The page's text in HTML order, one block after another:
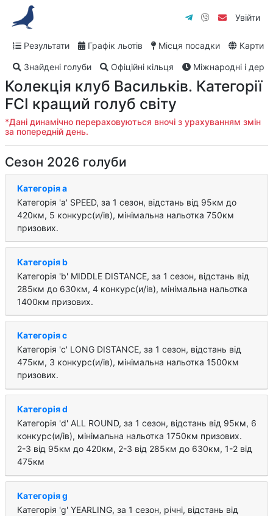
Увійти
Результати Графік льотів Місця посадки Карти
Знайдені голуби Офіційні кільця Міжнародні і
Колекція клуб Васильків. Категорії
FCI кращий голуб світу
*Дані динамічно перераховуються вночі з урахуванням змін
за попередній день.
Сезон 2026 голуби
Категорія a
Категорія 'a' SPEED, за 1 cезон, відстань від 95км до
420км, 5 конкурс(и/ів), мінімальна нальотка 750км
призових.
Категорія b
Категорія 'b' MIDDLE DISTANCE, за 1 cезон, відстань від
285км до 630км, 4 конкурс(и/ів), мінімальна нальотка
1400км призових.
Категорія c
Категорія 'c' LONG DISTANCE, за 1 cезон, відстань від
475км, 3 конкурс(и/ів), мінімальна нальотка 1500км
призових.
Категорія d
Категорія 'd' ALL ROUND, за 1 cезон, відстань від 95км, 6
конкурс(и/ів), мінімальна нальотка 1750км призових.
2-3 від 95км до 420км, 2-3 від 285км до 630км, 1-2 від
475км
Категорія g
Категорія 'g' YEARLING, за 1 cезон, річні, відстань від